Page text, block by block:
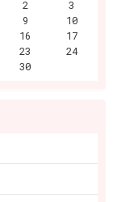
2
3
9
10
16
17
23
24
30